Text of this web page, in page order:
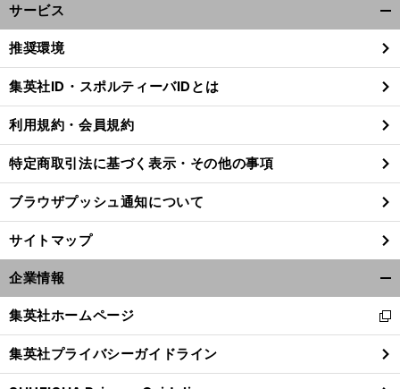
サービス
閉
る
推奨環境
集英社ID・スポルティーバIDとは
利用規約・会員規約
特定商取引法に基づく表示・その他の事項
ブラウザプッシュ通知について
サイトマップ
企業情報
閉
る
集英社ホームページ
新
し
い
ウ
集英社プライバシーガイドライン